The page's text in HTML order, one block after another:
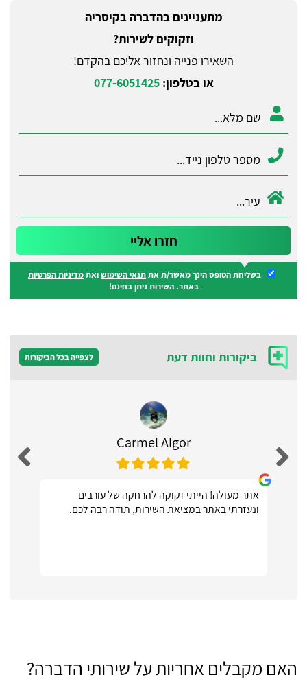
מתעניינים ב​הדברה בקיסריה
וזקוקים לשירות?
השאירו פנייה ונחזור אליכם בהקדם!
או בטלפון:077-6051425
בשליחת הטופס הינך מאשר/ת אתתנאי השימושואתמדיניות הפרטיות
באתר. השירות ניתן בחינם!
ביקורות וחוות דעת לצפייה בכל הביקורות
Carmel Algor
אתר מעולה! הייתי זקוקה להרחקה של עורבים
ונעזרתי באתר במציאת השירות, תודה רבה לכם.
האם מקבלים אחריות על שירותי הדברה?